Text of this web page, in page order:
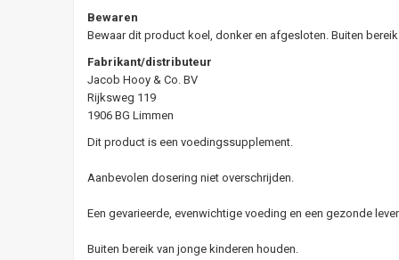
Bewaren
Bewaar dit product koel, donker en afgesloten. Buiten
Fabrikant/distributeur
Jacob Hooy & Co. BV
Rijksweg 119
1906 BG Limmen
Dit product is een voedingssupplement.
Aanbevolen dosering niet overschrijden.
Een gevarieerde, evenwichtige voeding en een gezonde
Buiten bereik van jonge kinderen houden.